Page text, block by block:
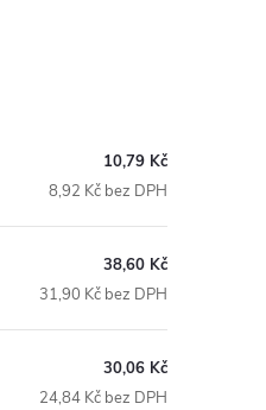
10,79 Kč
8,92 Kč bez DPH
38,60 Kč
31,90 Kč bez DPH
30,06 Kč
24,84 Kč bez DPH